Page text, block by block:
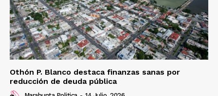
Othón P. Blanco destaca finanzas sanas por
reducción de deuda pública